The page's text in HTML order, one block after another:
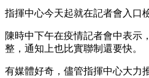
指揮中心今天起就在記者會入口
陳時中下午在疫情記者會中表示
整，通知上也比實聯制還要快。
有媒體好奇，儘管指揮中心大力